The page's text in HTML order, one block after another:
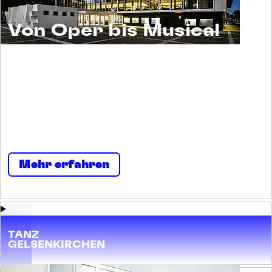
Von Oper bis Musical
Mehr erfahren
TANZ
GELSENKIRCHEN